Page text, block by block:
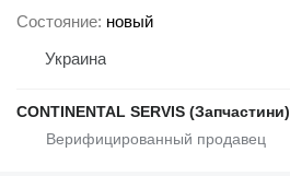
Состояние новый
Украина
CONTINENTAL SERVIS (Запчастини)